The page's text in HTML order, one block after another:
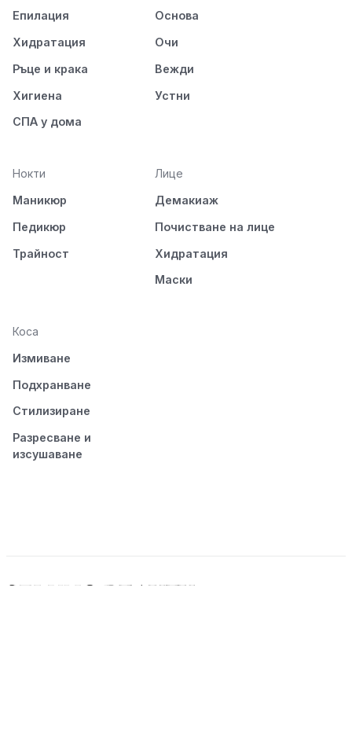
Епилация
Хидратация
Ръце и крака
Хигиена
СПА у дома
Основа
Очи
Вежди
Устни
Нокти
Маникюр
Педикюр
Трайност
Лице
Демакиаж
Почистване на лице
Хидратация
Маски
Коса
Измиване
Подхранване
Стилизиране
Разресване и
изсушаване